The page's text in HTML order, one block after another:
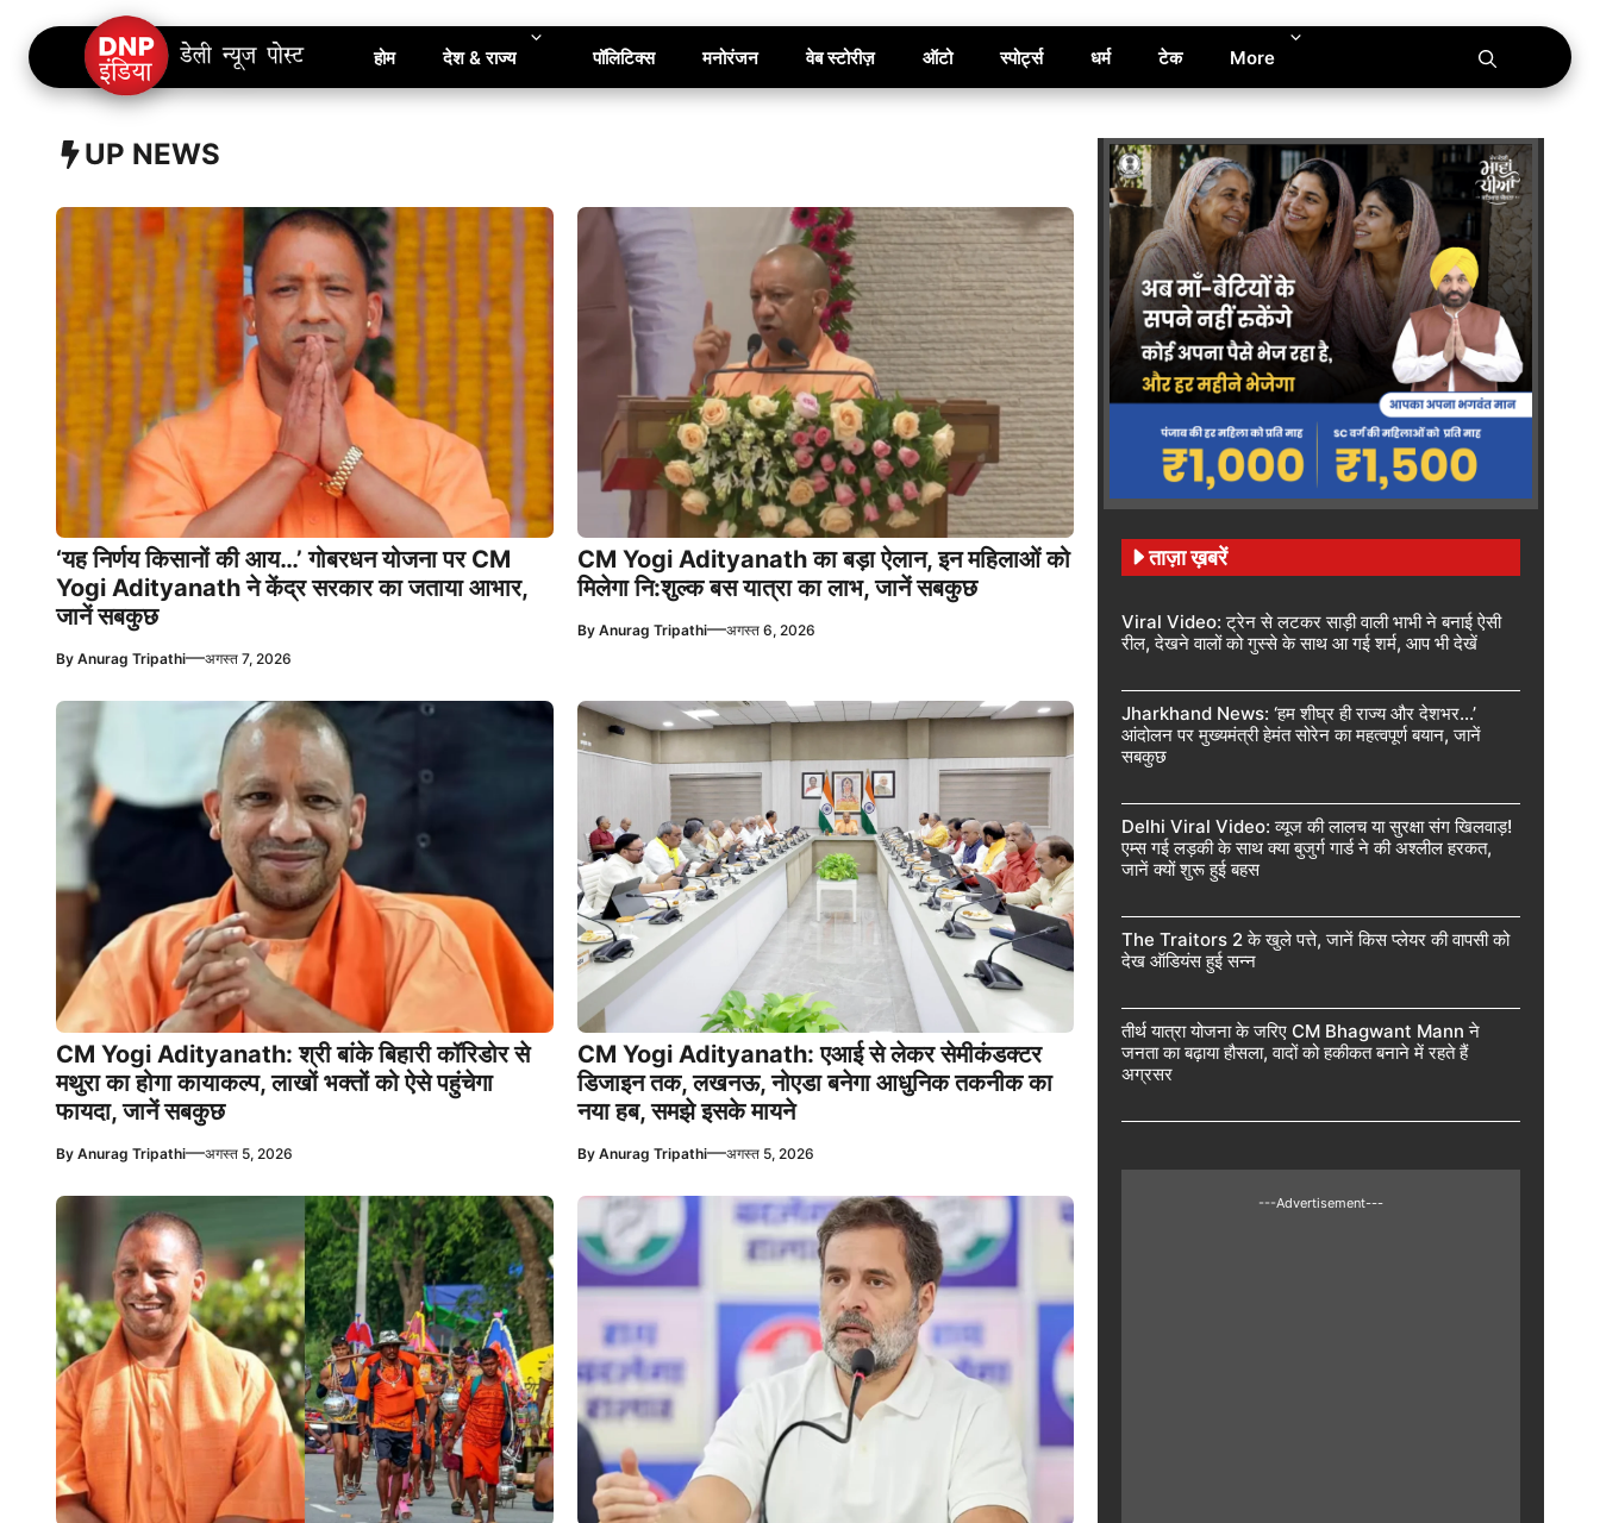
Skip
content
होम देश & राज्य पॉलिटिक्स मनोरंजन वेब स्टोरीज़ ऑटो स्पोर्ट्स धर्म टेक More
UP NEWS
‘यह निर्णय किसानों की आय…’ गोबरधन योजना पर CM
Yogi Adityanath ने केंद्र सरकार का जताया आभार,
जानें सबकुछ
By Anurag Tripathi—अगस्त 7, 2026
CM Yogi Adityanath का बड़ा ऐलान, इन महिलाओं को
मिलेगा नि:शुल्क बस यात्रा का लाभ, जानें सबकुछ
By Anurag Tripathi—अगस्त 6, 2026
CM Yogi Adityanath: श्री बांके बिहारी कॉरिडोर से
मथुरा का होगा कायाकल्प, लाखों भक्तों को ऐसे पहुंचेगा
फायदा, जानें सबकुछ
By Anurag Tripathi—अगस्त 5, 2026
CM Yogi Adityanath: एआई से लेकर सेमीकंडक्टर
डिजाइन तक, लखनऊ, नोएडा बनेगा आधुनिक तकनीक का
नया हब, समझे इसके मायने
By Anurag Tripathi—अगस्त 5, 2026
ताज़ा ख़बरें
Viral Video: ट्रेन से लटकर साड़ी वाली भाभी ने बनाई ऐसी
रील, देखने वालों को गुस्से के साथ आ गई शर्म, आप भी देखें
Jharkhand News: ‘हम शीघ्र ही राज्य और देशभर…’
आंदोलन पर मुख्यमंत्री हेमंत सोरेन का महत्वपूर्ण बयान, जानें
सबकुछ
Delhi Viral Video: व्यूज की लालच या सुरक्षा संग खिलवाड़!
एम्स गई लड़की के साथ क्या बुजुर्ग गार्ड ने की अश्लील हरकत,
जानें क्यों शुरू हुई बहस
The Traitors 2 के खुले पत्ते, जानें किस प्लेयर की वापसी को
देख ऑडियंस हुई सन्न
तीर्थ यात्रा योजना के जरिए CM Bhagwant Mann ने
जनता का बढ़ाया हौसला, वादों को हकीकत बनाने में रहते हैं
अग्रसर
---Advertisement---